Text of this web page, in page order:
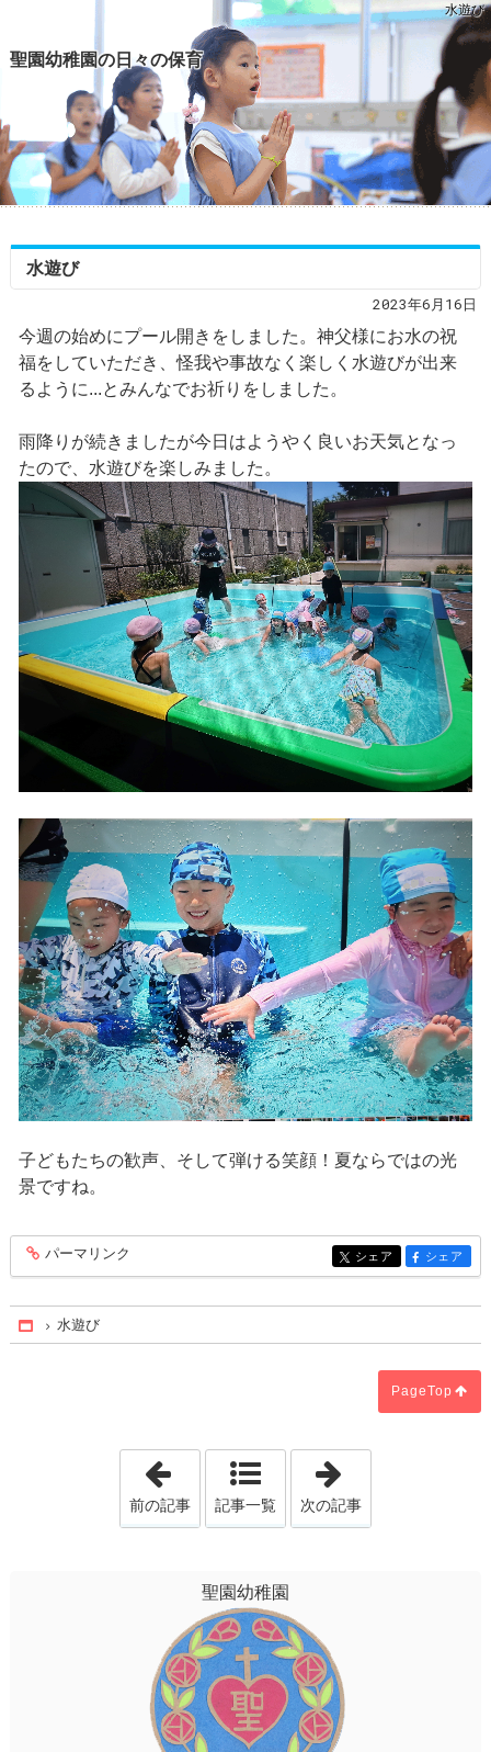
水遊び
聖園幼稚園の日々の保育
水遊び
2023年6月16日
今週の始めにプール開きをしました。神父様にお水の祝
福をしていただき、怪我や事故なく楽しく水遊びが出来
るように...とみんなでお祈りをしました。
雨降りが続きましたが今日はようやく良いお天気となっ
たので、水遊びを楽しみました。
子どもたちの歓声、そして弾ける笑顔！夏ならではの光
景ですね。
entry511
パーマリンク entry511
シェア entry511
シェア
Home
水遊び
PageTop
「あさがおの種をまきました（年中組）
前の記事 記事一覧 次の記事
聖園幼稚園